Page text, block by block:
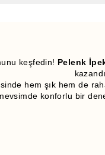
keşfedin! Pelenk
hem şık hem de
konforlu bir